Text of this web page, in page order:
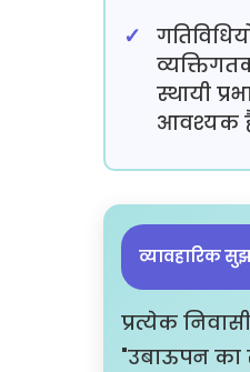
स्थायी
आवश्यक
व्यावहारिक
प्रत्येक
"उबाऊपन